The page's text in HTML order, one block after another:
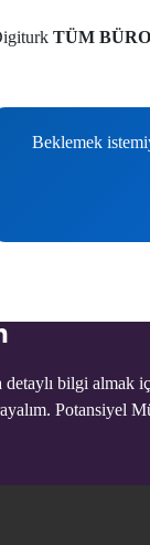
TÜM
Beklemek
detaylı bilgi almak
Potansiyel